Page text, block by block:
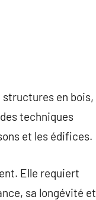
en bois,
techniques
et les édifices.
Elle requiert
sa longévité et